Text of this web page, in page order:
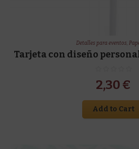
Detalles para eventos,
Tarjeta con diseño
2,30 €
Add to Cart